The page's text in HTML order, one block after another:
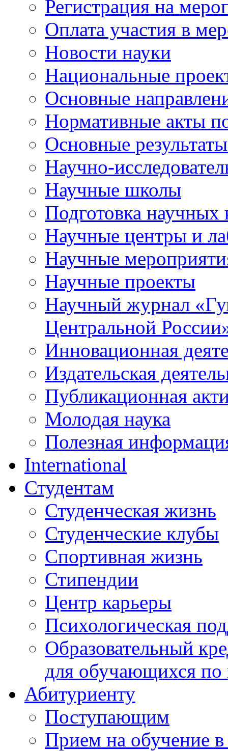
Регистрация на
Оплата участия в
Новости науки
Национальные
Основные
Нормативные акты
Основные
Научно-
Научные школы
Подготовка научных
Научные центры и
Научные
Научные проекты
Научный журнал «
Центральной
Инновационная
Издательская
Публикационная
Молодая наука
Полезная
International
Студентам
Студенческая жизнь
Студенческие клубы
Спортивная жизнь
Стипендии
Центр карьеры
Психологическая
Образовательный
для обучающихся
Абитуриенту
Поступающим
Прием на обучение в